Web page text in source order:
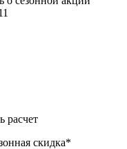
расчет
скидка*